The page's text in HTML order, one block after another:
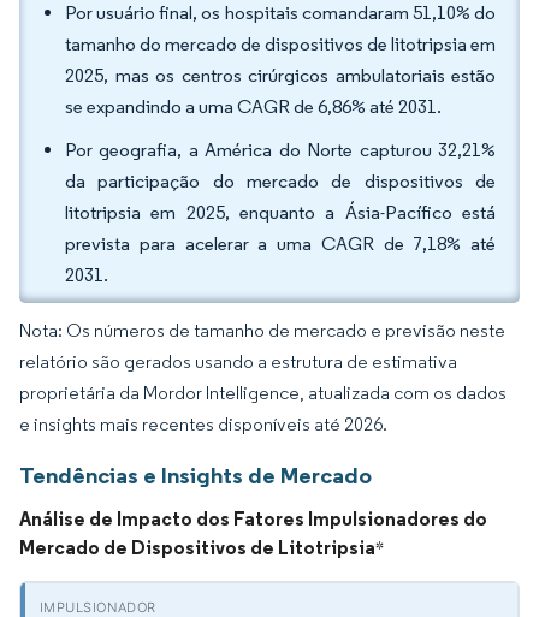
Por usuário final, os hospitais comandaram 51,10% do
tamanho do mercado de dispositivos de litotripsia em
2025, mas os centros cirúrgicos ambulatoriais estão
se expandindo a uma CAGR de 6,86% até 2031.
Por geografia, a América do Norte capturou 32,21%
da participação do mercado de dispositivos de
litotripsia em 2025, enquanto a Ásia-Pacífico está
prevista para acelerar a uma CAGR de 7,18% até
2031.
Nota: Os números de tamanho de mercado e previsão neste
relatório são gerados usando a estrutura de estimativa
proprietária da Mordor Intelligence, atualizada com os dados
e insights mais recentes disponíveis até 2026.
Tendências e Insights de Mercado
Análise de Impacto dos Fatores Impulsionadores do
Mercado de Dispositivos de Litotripsia*